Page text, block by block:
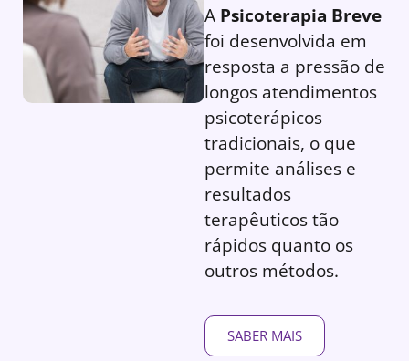
A Psicoterapia Breve
foi desenvolvida em
resposta a pressão de
longos atendimentos
psicoterápicos
tradicionais, o que
permite análises e
resultados
terapêuticos tão
rápidos quanto os
outros métodos.
SABER MAIS